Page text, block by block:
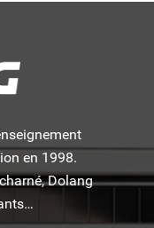
en 1998.
Dolang